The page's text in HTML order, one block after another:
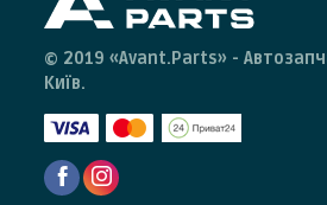
© 2019 «Avant.Parts» -
Київ.